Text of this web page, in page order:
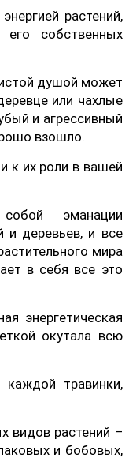
растений,
собственных
душой может
или чахлые
и агрессивный
взошло.
к их роли в вашей
эманации
и деревьев, и все
мира
в себя все это
энергетическая
окутала всю
травинки,
видов растений –
и бобовых,